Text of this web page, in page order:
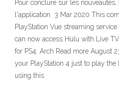
Pour conclure sur les
l'application 3 Mar 2020 This
PlayStation Vue streaming
can now access Hulu with Live
for PS4. Arch Read more August
your PlayStation 4 just to play the
using this